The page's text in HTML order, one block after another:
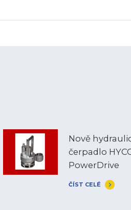
Nově
čerpadlo
PowerDrive
ČÍST CELÉ